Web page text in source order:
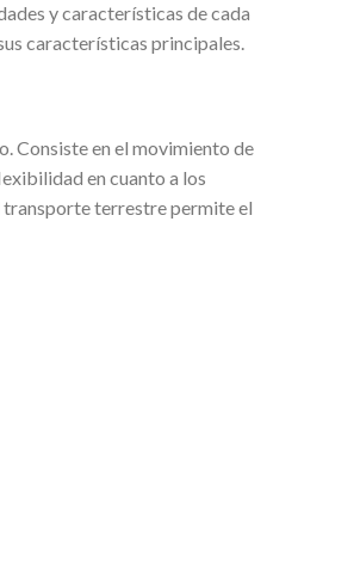
y características de cada
características principales.
Consiste en el movimiento de
en cuanto a los
transporte terrestre permite el